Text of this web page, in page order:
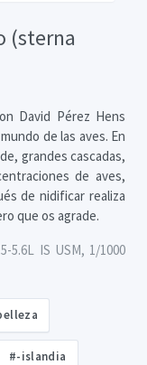
(sterna
David Pérez Hens
de las aves. En
grandes cascadas,
de aves,
de nidificar realiza
que os agrade.
5.6L IS USM, 1/1000
#-islandia